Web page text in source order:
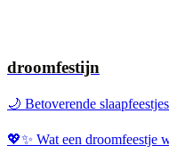
droomfestijn
🌙 Betoverende
💖✨ Wat een droomfeestje